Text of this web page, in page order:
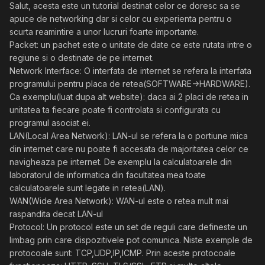
Salut, acesta este un tutorial destinat celor ce doresc sa se
apuce de networking dar si celor cu experienta pentru o
scurta reamintire a unor lucruri foarte importante.
Packet: un pachet este o unitate de date ce este rutata intre o
regiune si o destinate de pe internet.
Network Interface: O interfata de internet se refera la interfata
programului pentru placa de retea(SOFTWARE->HARDWARE).
Ca exemplu(luat dupa alt website): daca ai 2 placi de retea in
unitatea ta fiecare poate fi controlata si configurata cu
programul asociat ei.
LAN(Local Area Network): LAN-ul se refera la o portiune mica
din internet care nu poate fi accesata de majoritatea celor ce
navigheaza pe internet. De exemplu la calculatoarele din
laboratorul de informatica din facultatea mea toate
calculatoarele sunt legate in retea(LAN).
WAN(Wide Area Network): WAN-ul este o retea mult mai
raspandita decat LAN-ul
Protocol: Un protocol este un set de reguli care defineste un
limbag prin care dispozitivele pot comunica. Niste exemple de
protocoale sunt: TCP,UDP,IP,ICMP. Prin aceste protocoale